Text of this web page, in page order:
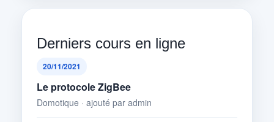
Derniers cours en ligne
20/11/2021
Le protocole ZigBee
Domotique · ajouté par admin